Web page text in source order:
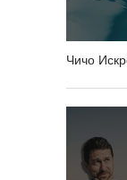
Чичо